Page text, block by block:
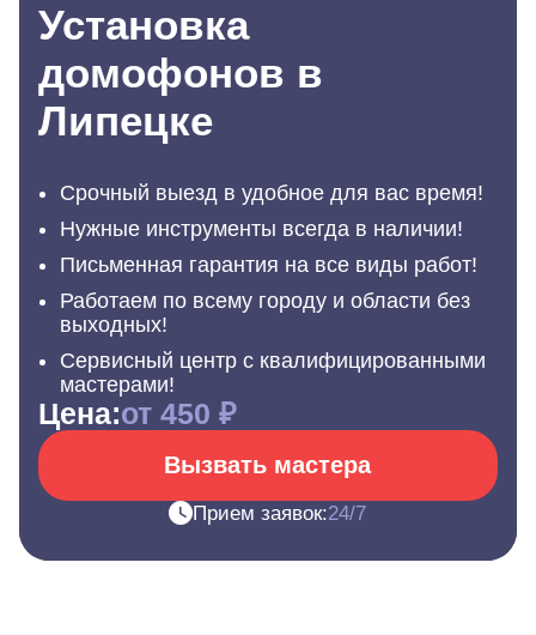
Установка
домофонов в
Липецке
Срочный выезд в удобное для вас время!
Нужные инструменты всегда в наличии!
Письменная гарантия на все виды работ!
Работаем по всему городу и области без
выходных!
Сервисный центр с квалифицированными
мастерами!
Цена:от 450 ₽
Вызвать мастера
Прием заявок:24/7